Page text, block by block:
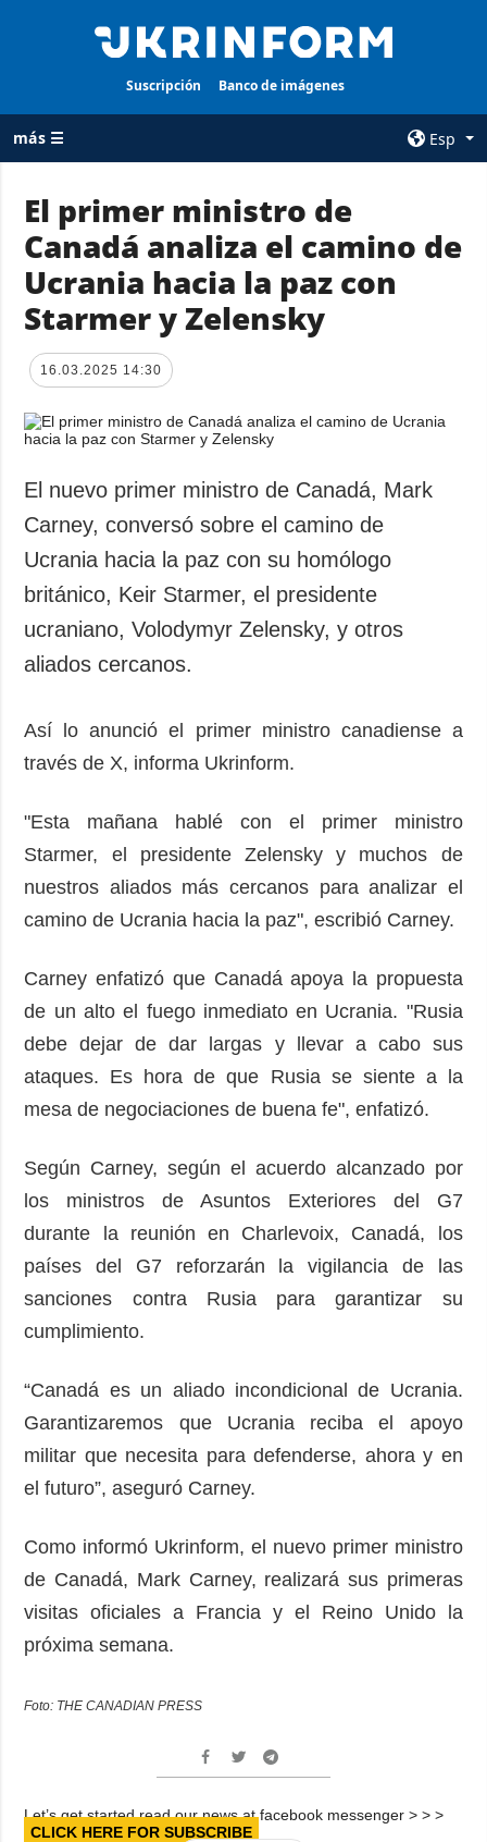
Suscripción Banco de imágenes
más ☰
Esp
TODAS LAS
CATEGORÍAS
Guerra
Reconstrucción
de Ucrania
Política
Economía
Sociedad y
Cultura
Deportes
Crimen
Desastres y
emergencias
AGENCIA
sobre la agencia
contacto
condiciones de
protección de
Podcasts
Publicaciones
Fotos
Video
Suscripción
El primer ministro de
Canadá analiza el camino de
Ucrania hacia la paz con
Starmer y Zelensky
16.03.2025 14:30
El nuevo primer ministro de Canadá, Mark
Carney, conversó sobre el camino de
Ucrania hacia la paz con su homólogo
británico, Keir Starmer, el presidente
ucraniano, Volodymyr Zelensky, y otros
aliados cercanos.
Así lo anunció el primer ministro canadiense a
través de X, informa Ukrinform.
"Esta mañana hablé con el primer ministro
Starmer, el presidente Zelensky y muchos de
nuestros aliados más cercanos para analizar el
camino de Ucrania hacia la paz", escribió Carney.
Carney enfatizó que Canadá apoya la propuesta
de un alto el fuego inmediato en Ucrania. "Rusia
debe dejar de dar largas y llevar a cabo sus
ataques. Es hora de que Rusia se siente a la
mesa de negociaciones de buena fe", enfatizó.
Según Carney, según el acuerdo alcanzado por
los ministros de Asuntos Exteriores del G7
durante la reunión en Charlevoix, Canadá, los
países del G7 reforzarán la vigilancia de las
sanciones contra Rusia para garantizar su
cumplimiento.
“Canadá es un aliado incondicional de Ucrania.
Garantizaremos que Ucrania reciba el apoyo
militar que necesita para defenderse, ahora y en
el futuro”, aseguró Carney.
Como informó Ukrinform, el nuevo primer ministro
de Canadá, Mark Carney, realizará sus primeras
visitas oficiales a Francia y el Reino Unido la
próxima semana.
Foto: THE CANADIAN PRESS
Let’s get started read our news at facebook messenger > > >
CLICK HERE FOR SUBSCRIBE